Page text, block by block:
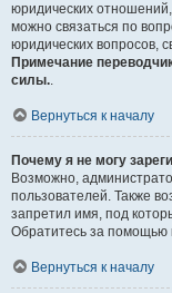
юридических
можно связаться по
юридических вопросов,
Примечание
силы..
Вернуться к началу
Почему я не могу
Возможно,
пользователей. Также
запретил имя, под
Обратитесь за помощью
Вернуться к началу